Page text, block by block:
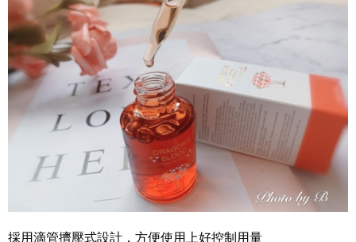
採用滴管擠壓式設計，方便使用上好控制用量